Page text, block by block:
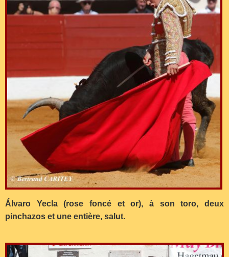
Álvaro Yecla (rose foncé et or), à son toro, deux
pinchazos et une entière, salut.